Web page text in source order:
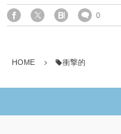
0
HOME 衝撃的